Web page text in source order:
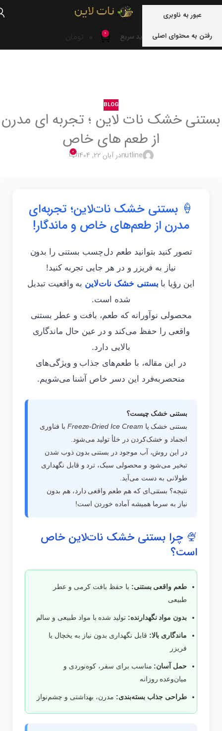
عبور به ناوبری
رفتن به محتوای اصلی
خرید سریع 0
0 تومان
BLOG
بستنی خشک نات لاین ؛ تجربه ای مدرن
از طعم های خاص
nutlineدر آبان 22, 1404 0
🍦 بستنی خشک نات‌لاین؛ تجربه‌ای
مدرن از طعم‌های خاص و ماندگار!
تصور کنید بتوانید طعم دل‌چسب بستنی را بدون
نیاز به فریزر و در هر جایی تجربه کنید!
این رؤیا با بستنی خشک نات‌لاین به واقعیت تبدیل
شده است.
محصولی نوآورانه که طعم، بافت و عطر بستنی
واقعی را حفظ می‌کند و در عین حال ماندگاری
بالایی دارد.
در این مقاله، با طعم‌های جذاب و ویژگی‌های
منحصربه‌فرد این دسر خاص آشنا می‌شویم.
بستنی خشک چیست؟
بستنی خشک یا Freeze-Dried Ice Cream با فناوری
انجماد و خشک‌کردن در خلأ تولید می‌شود.
در این روش، آب موجود در بستنی بدون ذوب شدن
تبخیر می‌شود و محصولی سبک، ترد و قابل نگهداری
طولانی به دست می‌آید.
نتیجه؟ بستنی‌ای که هم طعم واقعی دارد، هم بدون
نیاز به سرما همیشه آماده خوردن است!
🍨 چرا بستنی خشک نات‌لاین خاص
است؟
طعم واقعی بستنی: با حفظ بافت کرمی و عطر
طبیعی
بدون مواد نگهدارنده: تولید شده با مواد طبیعی و سالم
ماندگاری بالا: قابل نگهداری بدون نیاز به یخچال یا
فریزر
حمل آسان: مناسب برای سفر، کوه‌نوردی و
میان‌وعده روزانه
طراحی جذاب بسته‌بندی: مدرن، بهداشتی و چشم‌نواز